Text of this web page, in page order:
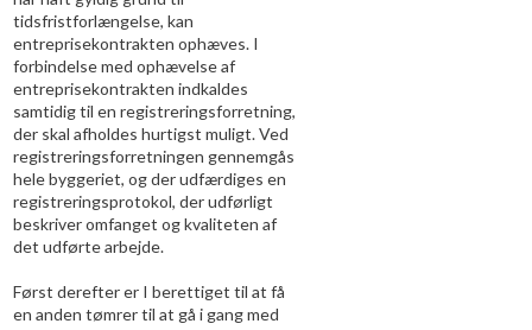
tidsfristforlængelse, kan
entreprisekontrakten ophæves. I
forbindelse med ophævelse af
entreprisekontrakten indkaldes
samtidig til en registreringsforretning,
der skal afholdes hurtigst muligt. Ved
registreringsforretningen gennemgås
hele byggeriet, og der udfærdiges en
registreringsprotokol, der udførligt
beskriver omfanget og kvaliteten af
det udførte arbejde.
Først derefter er I berettiget til at få
en anden tømrer til at gå i gang med